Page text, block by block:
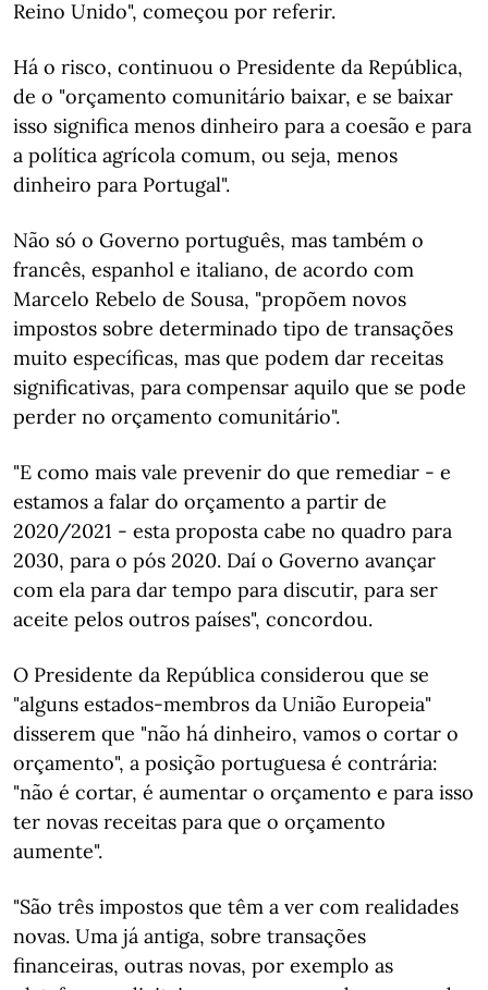
Reino Unido", começou por referir.
Há o risco, continuou o Presidente da República,
de o "orçamento comunitário baixar, e se baixar
isso significa menos dinheiro para a coesão e para
a política agrícola comum, ou seja, menos
dinheiro para Portugal".
Não só o Governo português, mas também o
francês, espanhol e italiano, de acordo com
Marcelo Rebelo de Sousa, "propõem novos
impostos sobre determinado tipo de transações
muito específicas, mas que podem dar receitas
significativas, para compensar aquilo que se pode
perder no orçamento comunitário".
"E como mais vale prevenir do que remediar - e
estamos a falar do orçamento a partir de
2020/2021 - esta proposta cabe no quadro para
2030, para o pós 2020. Daí o Governo avançar
com ela para dar tempo para discutir, para ser
aceite pelos outros países", concordou.
O Presidente da República considerou que se
"alguns estados-membros da União Europeia"
disserem que "não há dinheiro, vamos o cortar o
orçamento", a posição portuguesa é contrária:
"não é cortar, é aumentar o orçamento e para isso
ter novas receitas para que o orçamento
aumente".
"São três impostos que têm a ver com realidades
novas. Uma já antiga, sobre transações
financeiras, outras novas, por exemplo as